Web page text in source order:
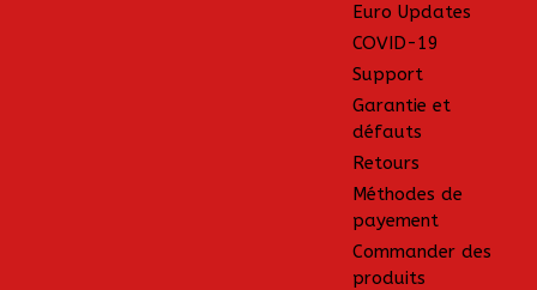
Euro Updates
COVID-19
Support
Garantie et
défauts
Retours
Méthodes de
payement
Commander des
produits